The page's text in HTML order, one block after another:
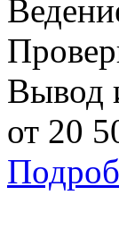
Вывод
от 20